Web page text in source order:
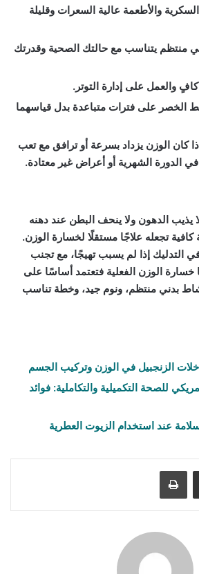
والأطعمة عالية السعرات وقليلة
منتظم يتناسب مع حالتك الصحية وقدرتك
والعمل على إدارة التوتر.
الخصر على فترات متباعدة بدل قياسهما
كان الوزن يزداد بسرعة أو ترافق مع تعب
الدورة الشهرية أو أعراض غير معتادة.
يذيب الدهون ولا ينحف البطن عند دهنه
كافية تجعله علاجًا مستقلًا لخسارة الوزن.
التدليك إذا لم يسبب تهيجًا، مع تجنب
خسارة الوزن الفعلية فتعتمد أساسًا على
بدني منتظم، ونوم جيد، وخطة تناسب
للصحة التكميلية والتكاملية: فوائد
مشاركة عبر البريد طباعة